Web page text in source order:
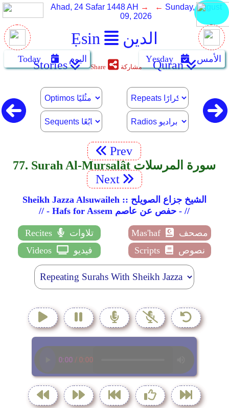
Ẹsin الدين
Ahad, 24 Safar 1448 AH → ← Sunday, August
09, 2026
Today اليوم Yẹsday الأمس Stories Share مشاركة Quran
Prev
77. Surah Al-Mursalât سورة المرسلات
Next
Sheikh Jazza Alsuwaileh :: الشيخ جزاع الصويلح
// - Hafs for Assem حفص عن عاصم - //
Recites تلاوات Mas'haf
مصحف
Videos
فيديو Scripts نصوص